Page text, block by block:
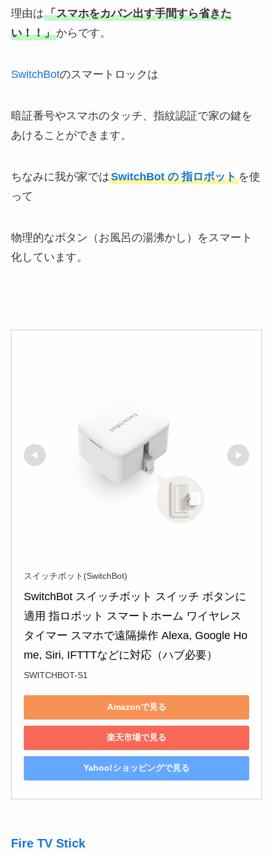
理由は「スマホをカバン出す手間すら省きた
い！！」からです。
SwitchBotのスマートロックは
暗証番号やスマホのタッチ、指紋認証で家の鍵を
あけることができます。
ちなみに我が家ではSwitchBot の 指ロボットを使
って
物理的なボタン（お風呂の湯沸かし）をスマート
化しています。
スイッチボット(SwitchBot)
SwitchBot スイッチボット スイッチ ボタンに
適用 指ロボット スマートホーム ワイヤレス
タイマー スマホで遠隔操作 Alexa, Google Ho
me, Siri, IFTTTなどに対応（ハブ必要）
SWITCHBOT-S1
Amazonで見る
楽天市場で見る
Yahoo!ショッピングで見る
Fire TV Stick